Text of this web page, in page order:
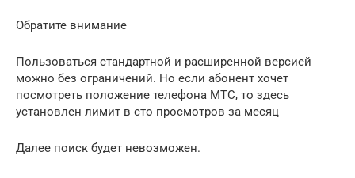
Обратите внимание
Пользоваться стандартной и расширенной версией
можно без ограничений. Но если абонент хочет
посмотреть положение телефона МТС, то здесь
установлен лимит в сто просмотров за месяц
Далее поиск будет невозможен.